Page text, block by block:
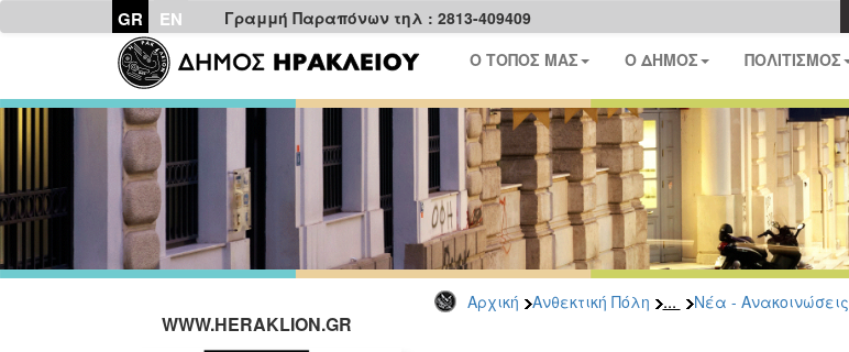
GR EN Γραμμή Παραπόνων τηλ : 2813-409409
Ο ΤΟΠΟΣ ΜΑΣ Ο ΔΗΜΟΣ ΠΟΛΙΤΙΣΜΟΣ
Αρχική Ανθεκτική Πόλη ... Νέα - Ανακοινώσεις
WWW.HERAKLION.GR